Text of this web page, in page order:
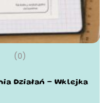
(0)
Działań – Wklejka